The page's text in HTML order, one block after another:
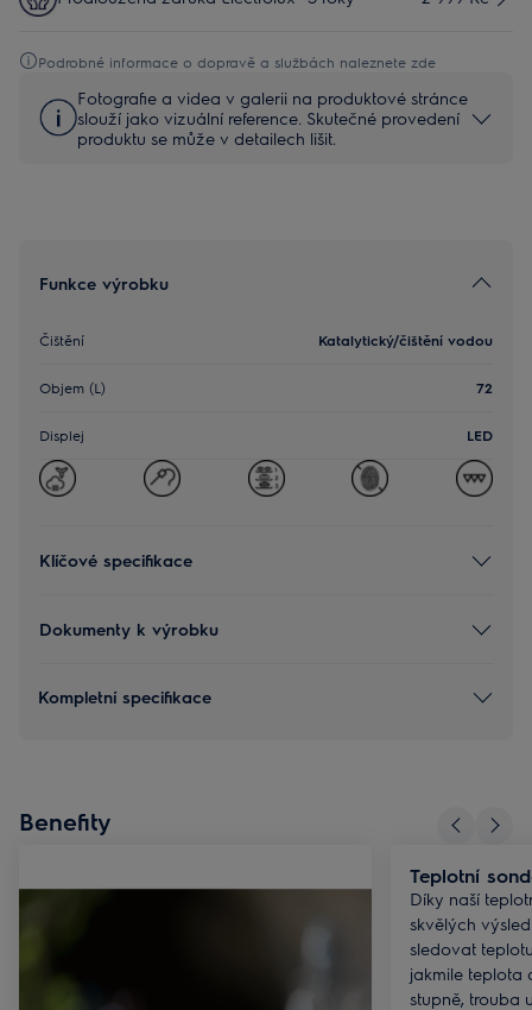
Podrobné informace o dopravě a službách naleznete zde
Fotografie a videa v galerii na produktové stránce
slouží jako vizuální reference. Skutečné provedení
produktu se může v detailech lišit.
Funkce výrobku
Čištění Katalytický/čištění vodou
Objem (L) 72
Displej LED
Klíčové specifikace
Dokumenty k výrobku
Kompletní specifikace
Benefity
Teplotní
Díky naší
skvělých
sledovat
jakmile teplota
stupně, trouba